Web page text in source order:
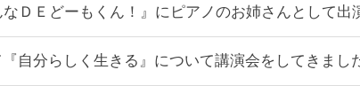
ＤＥどーもくん！』にピアノのお姉さんとして出
自分らしく生きる』について講演会をしてきまし